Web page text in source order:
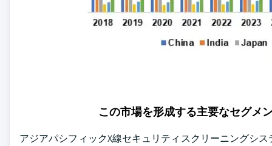
この市場を形成する主要なセグメ
アジアパシフィックX線セキュリティスクリーニングシ